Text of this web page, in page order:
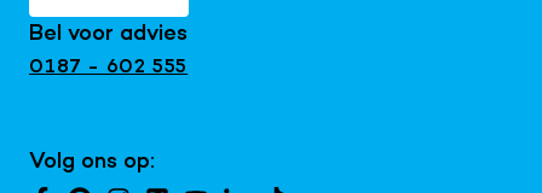
Exclusieve keukens
Landelijke keukens
Bel voor advies
0187 - 602 555
Volg ons op: